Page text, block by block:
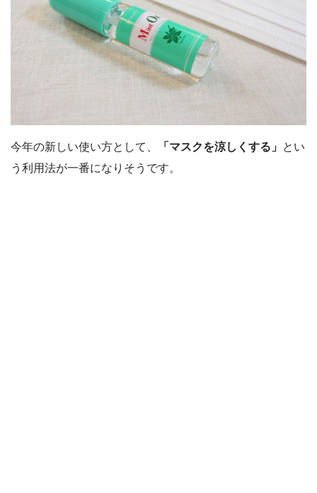
今年の新しい使い方として、 「マスクを涼しくする」 とい
う利用法が一番になりそうです。